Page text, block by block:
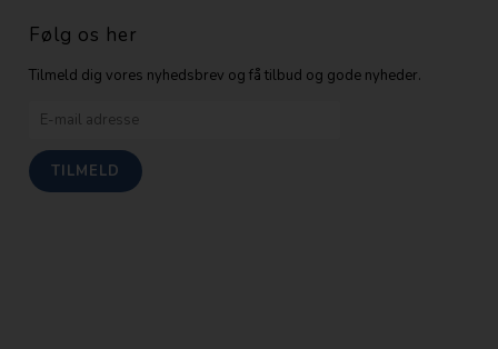
Følg os her
Tilmeld dig vores nyhedsbrev og få tilbud og gode nyheder.